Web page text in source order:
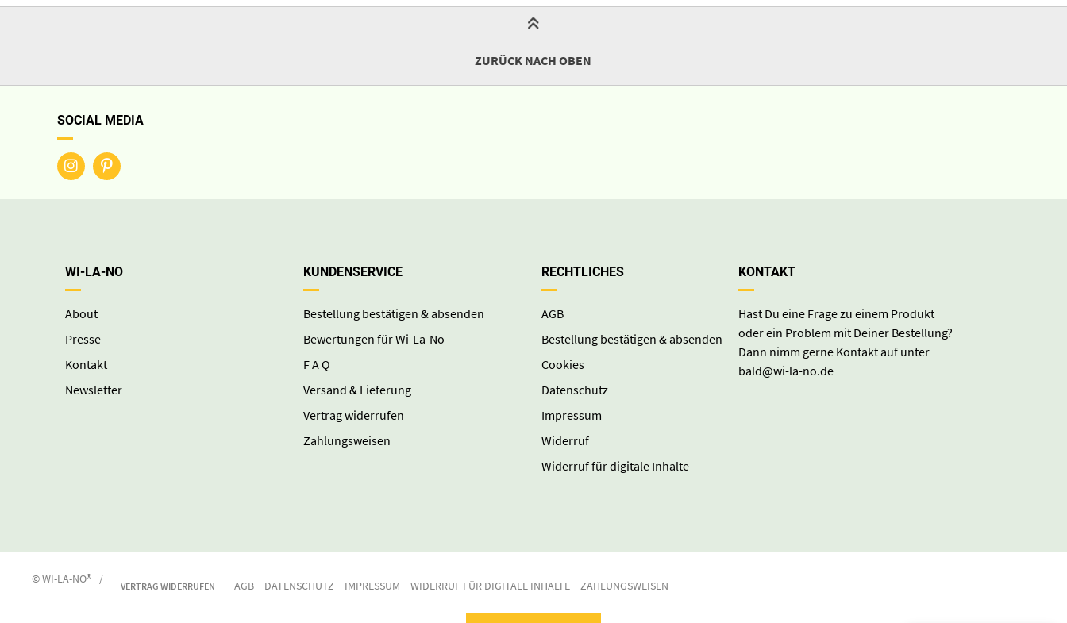
ZURÜCK NACH OBEN
SOCIAL MEDIA
WI-LA-NO
About
Presse
Kontakt
Newsletter
KUNDENSERVICE
Bestellung bestätigen & absenden
Bewertungen für Wi-La-No
F A Q
Versand & Lieferung
Vertrag widerrufen
Zahlungsweisen
RECHTLICHES
AGB
Bestellung bestätigen & absenden
Cookies
Datenschutz
Impressum
Widerruf
Widerruf für digitale Inhalte
KONTAKT
Hast Du eine Frage zu einem Produkt
oder ein Problem mit Deiner Bestellung?
Dann nimm gerne Kontakt auf unter
bald@wi-la-no.de
© WI-LA-NO® /
VERTRAG WIDERRUFEN AGB DATENSCHUTZ IMPRESSUM WIDERRUF FÜR DIGITALE INHALTE ZAHLUNGSWEISEN